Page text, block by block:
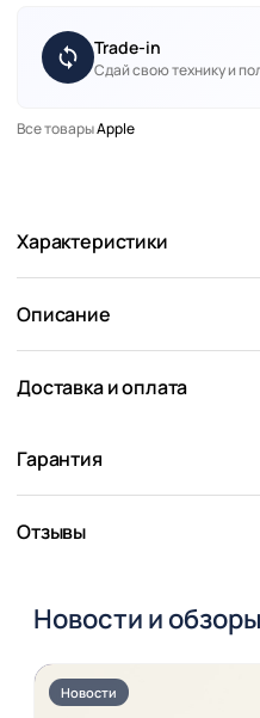
Trade-in
Сдай свою технику и
Все товарыApple
Характеристики
Описание
Доставка и оплата
Гарантия
Отзывы
Новости и обзоры
Новости